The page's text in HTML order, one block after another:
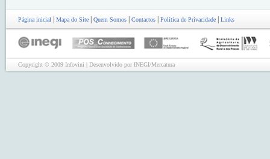
Página inicial | Mapa do Site | Quem Somos | Contactos | Política de Privacidade | Links
Copyright © 2009 Infovini | Desenvolvido por INEGI/Mercatura